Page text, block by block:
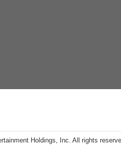
Holdings, Inc. All rights